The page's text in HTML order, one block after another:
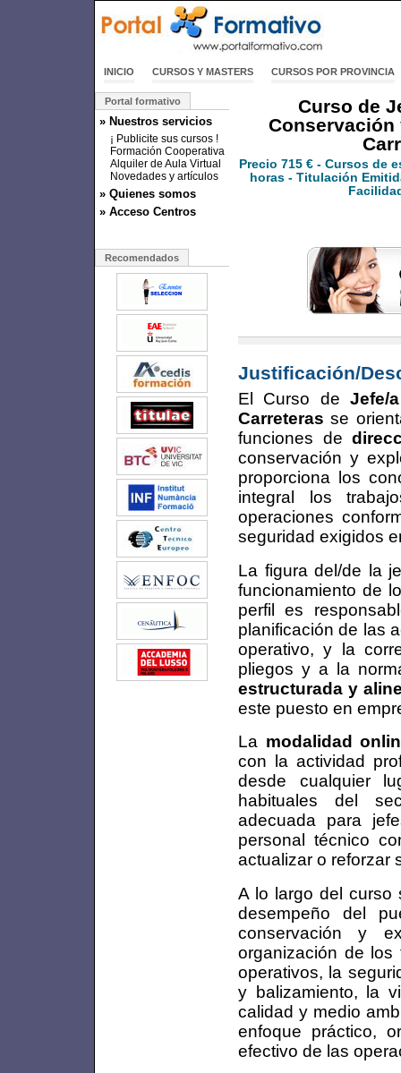
INICIO CURSOS Y MASTERS CURSOS POR PROVINCIA
Portal formativo
» Nuestros servicios
¡ Publicite sus cursos !
Formación Cooperativa
Alquiler de Aula Virtual
Novedades y artículos
» Quienes somos
» Acceso Centros
Recomendados
Curso de
Precio 715 € - Cursos de
horas - Titulación
Justificación/
El Curso deJefe/
Carreteras se
funciones de
conservación y
proporciona los
integral los
operaciones
seguridad exigidos
La figura del/de la
funcionamiento de
perfil es
planificación de las
operativo, y la
pliegos y a la
estructurada y
este puesto en
La modalidad
con la actividad
desde cualquier
habituales del
adecuada para
personal técnico
actualizar o reforzar
A lo largo del curso
desempeño del
conservación y
organización de
operativos, la
y balizamiento, la
calidad y medio
enfoque práctico,
efectivo de las